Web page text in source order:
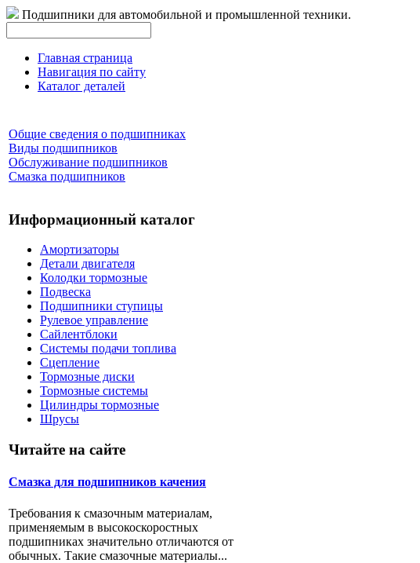
Подшипники для автомобильной и промышленной техники.
Главная страница
Навигация по сайту
Каталог деталей
Общие сведения о подшипниках
Виды подшипников
Обслуживание подшипников
Смазка подшипников
Информационный каталог
Амортизаторы
Детали двигателя
Колодки тормозные
Подвеска
Подшипники ступицы
Рулевое управление
Сайлентблоки
Системы подачи топлива
Сцепление
Тормозные диски
Тормозные системы
Цилиндры тормозные
Шрусы
Читайте на сайте
Смазка для подшипников качения
Требования к смазочным материалам,
применяемым в высокоскоростных
подшипниках значительно отличаются от
обычных. Такие смазочные материалы...